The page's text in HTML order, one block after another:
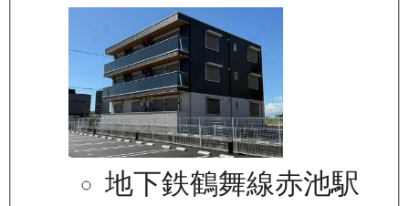
地下鉄鶴舞線赤池駅